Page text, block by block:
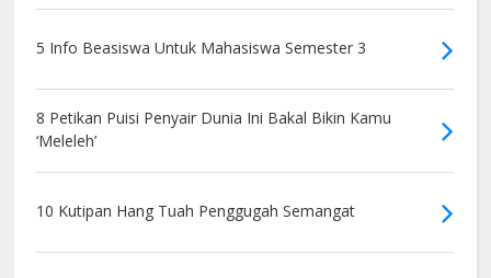
5 Info Beasiswa Untuk Mahasiswa Semester 3
8 Petikan Puisi Penyair Dunia Ini Bakal Bikin Kamu
‘Meleleh’
10 Kutipan Hang Tuah Penggugah Semangat